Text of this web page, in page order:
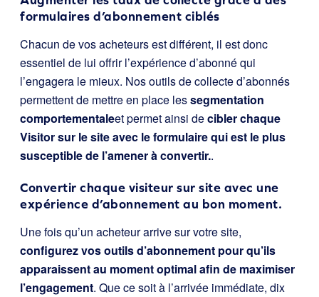
formulaires d’abonnement ciblés
Chacun de vos acheteurs est différent, il est donc
essentiel de lui offrir l’expérience d’abonné qui
l’engagera le mieux. Nos outils de collecte d’abonnés
permettent de mettre en place lessegmentation
comportementaleet permet ainsi decibler chaque
Visitor sur le site avec le formulaire qui est le plus
susceptible de l’amener à convertir..
Convertir chaque visiteur sur site avec une
expérience d’abonnement au bon moment.
Une fois qu’un acheteur arrive sur votre site,
configurez vos outils d’abonnement pour qu’ils
apparaissent au moment optimal afin de maximiser
l’engagement. Que ce soit à l’arrivée immédiate, dix